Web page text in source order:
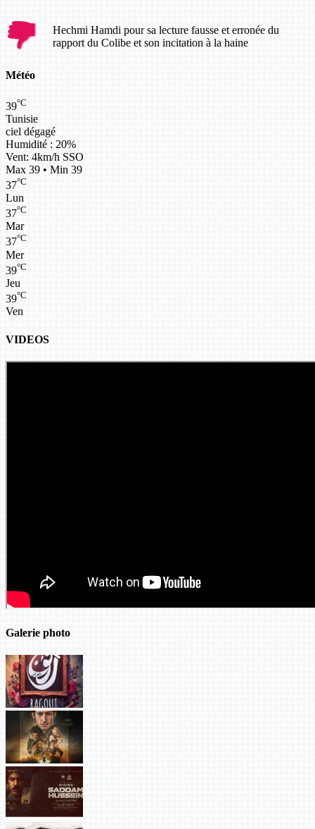
Hechmi Hamdi pour sa lecture fausse et erronée du
rapport du Colibe et son incitation à la haine
Météo
39°C
Tunisie
ciel dégagé
Humidité : 20%
Vent: 4km/h SSO
Max 39 • Min 39
37°C
Lun
37°C
Mar
37°C
Mer
39°C
Jeu
39°C
Ven
VIDEOS
Galerie photo